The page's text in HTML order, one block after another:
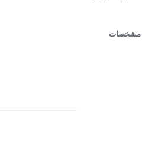
مشخصات